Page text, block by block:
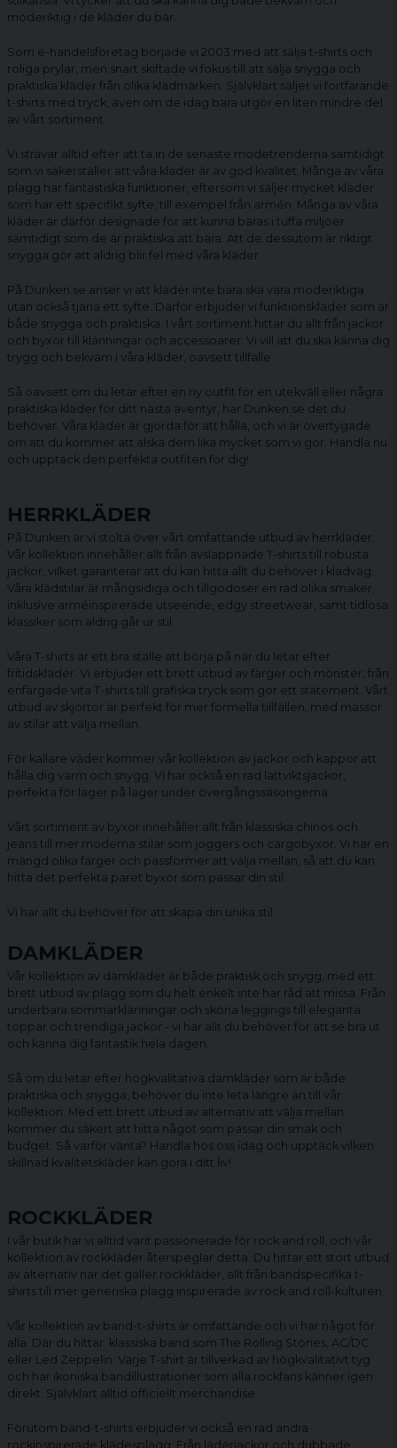
moderiktig i de kläder du bär.
Som e-handelsföretag började vi 2003 med att sälja t-shirts och
roliga prylar, men snart skiftade vi fokus till att sälja snygga och
praktiska kläder från olika klädmärken. Självklart säljer vi fortfarande
t-shirts med tryck, även om de idag bara utgör en liten mindre del
av vårt sortiment.
Vi strävar alltid efter att ta in de senaste modetrenderna samtidigt
som vi säkerställer att våra kläder är av god kvalitet. Många av våra
plagg har fantastiska funktioner, eftersom vi säljer mycket kläder
som har ett specifikt syfte, till exempel från armén. Många av våra
kläder är därför designade för att kunna bäras i tuffa miljöer
samtidigt som de är praktiska att bära. Att de dessutom är riktigt
snygga gör att aldrig blir fel med våra kläder.
På Dunken.se anser vi att kläder inte bara ska vara moderiktiga
utan också tjäna ett syfte. Därför erbjuder vi funktionskläder som är
både snygga och praktiska. I vårt sortiment hittar du allt från jackor
och byxor till klänningar och accessoarer. Vi vill att du ska känna dig
trygg och bekväm i våra kläder, oavsett tillfälle.
Så oavsett om du letar efter en ny outfit för en utekväll eller några
praktiska kläder för ditt nästa äventyr, har Dunken.se det du
behöver. Våra kläder är gjorda för att hålla, och vi är övertygade
om att du kommer att älska dem lika mycket som vi gör. Handla nu
och upptäck den perfekta outfiten för dig!
HERRKLÄDER
På Dunken är vi stolta över vårt omfattande utbud av herrkläder.
Vår kollektion innehåller allt från avslappnade T-shirts till robusta
jackor , vilket garanterar att du kan hitta allt du behöver i klädväg.
Våra klädstilar är mångsidiga och tillgodoser en rad olika smaker,
inklusive arméinspirerade utseende, edgy streetwear, samt tidlösa
klassiker som aldrig går ur stil.
Våra T-shirts är ett bra ställe att börja på när du letar efter
fritidskläder. Vi erbjuder ett brett utbud av färger och mönster, från
enfärgade vita T-shirts till grafiska tryck som gör ett statement. Vårt
utbud av skjortor är perfekt för mer formella tillfällen, med massor
av stilar att välja mellan.
För kallare väder kommer vår kollektion av jackor och kappor att
hålla dig varm och snygg. Vi har också en rad lättviktsjackor,
perfekta för lager på lager under övergångssäsongerna.
Vårt sortiment av byxor innehåller allt från klassiska chinos och
jeans till mer moderna stilar som joggers och cargobyxor . Vi har en
mängd olika färger och passformer att välja mellan, så att du kan
hitta det perfekta paret byxor som passar din stil.
Vi har allt du behöver för att skapa din unika stil.
DAMKLÄDER
Vår kollektion av damkläder är både praktisk och snygg, med ett
brett utbud av plagg som du helt enkelt inte har råd att missa. Från
underbara sommarklänningar och sköna leggings till eleganta
toppar och trendiga jackor - vi har allt du behöver för att se bra ut
och känna dig fantastik hela dagen.
Så om du letar efter högkvalitativa damkläder som är både
praktiska och snygga, behöver du inte leta längre än till vår
kollektion. Med ett brett utbud av alternativ att välja mellan
kommer du säkert att hitta något som passar din smak och
budget. Så varför vänta? Handla hos oss idag och upptäck vilken
skillnad kvalitetskläder kan göra i ditt liv!
ROCKKLÄDER
I vår butik har vi alltid varit passionerade för rock and roll, och vår
kollektion av rockkläder återspeglar detta. Du hittar ett stort utbud
av alternativ när det gäller rockkläder, allt från bandspecifika t-
shirts till mer generiska plagg inspirerade av rock and roll-kulturen.
Vår kollektion av band-t-shirts är omfattande och vi har något för
alla. Där du hittar klassiska band som The Rolling Stones, AC/DC
eller Led Zeppelin. Varje T-shirt är tillverkad av högkvalitativt tyg
och har ikoniska bandillustrationer som alla rockfans känner igen
direkt. Självklart alltid officiellt merchandise.
Förutom band-t-shirts erbjuder vi också en rad andra
rockinspirerade klädesplagg. Från läderjackor och dubbade